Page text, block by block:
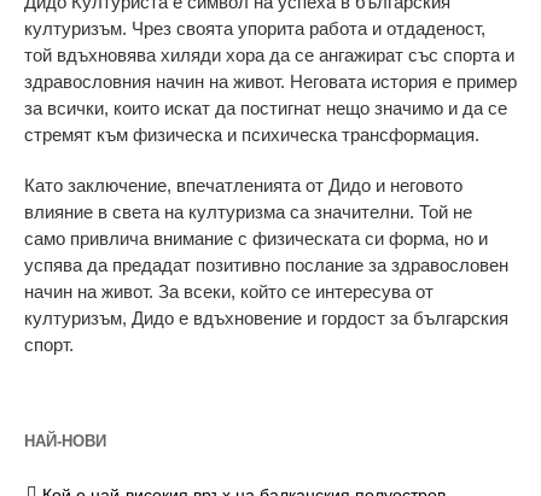
културизъм. Чрез своята упорита работа и отдаденост,
той вдъхновява хиляди хора да се ангажират със спорта и
здравословния начин на живот. Неговата история е пример
за всички, които искат да постигнат нещо значимо и да се
стремят към физическа и психическа трансформация.
Като заключение, впечатленията от Дидо и неговото
влияние в света на културизма са значителни. Той не
само привлича внимание с физическата си форма, но и
успява да предадат позитивно послание за здравословен
начин на живот. За всеки, който се интересува от
културизъм, Дидо е вдъхновение и гордост за българския
спорт.
НАЙ-НОВИ